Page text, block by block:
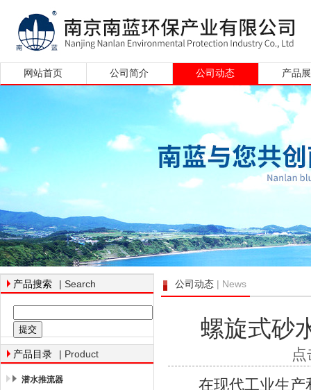
南京南蓝环保产业有限公司
网站首页 公司简介 公司动态 产品
产品搜索 | Search
产品目录 | Product
潜水推流器
公司动态 | News
螺旋式砂
在现代工业生产和